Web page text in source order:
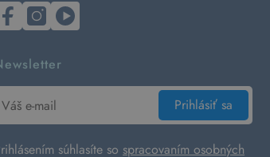
Prihlásiť sa
súhlasíte so spracovaním osobných